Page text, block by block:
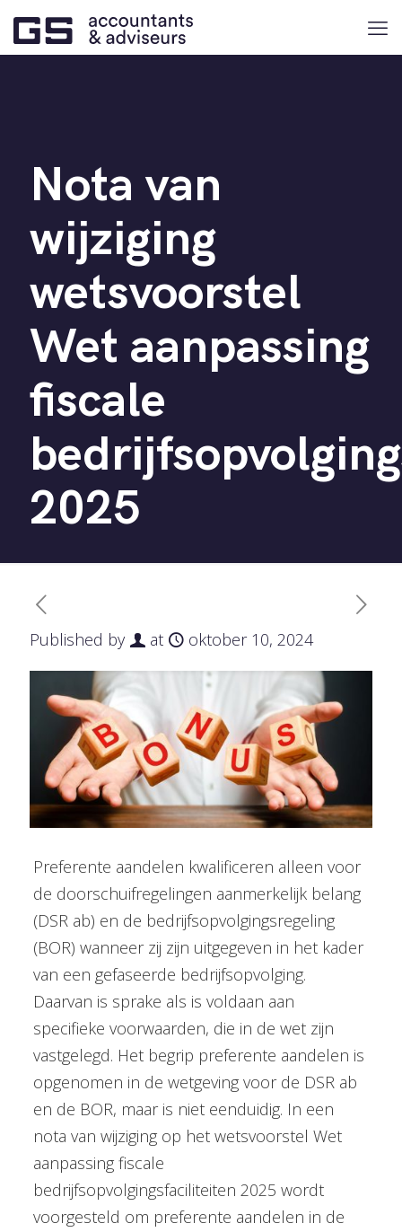
Nota van
wijziging
wetsvoorstel
Wet aanpassing
fiscale
2025
Published by at oktober 10, 2024
Preferente aandelen kwalificeren alleen voor
de doorschuifregelingen aanmerkelijk belang
(DSR ab) en de bedrijfsopvolgingsregeling
(BOR) wanneer zij zijn uitgegeven in het kader
van een gefaseerde bedrijfsopvolging.
Daarvan is sprake als is voldaan aan
specifieke voorwaarden, die in de wet zijn
vastgelegd. Het begrip preferente aandelen is
opgenomen in de wetgeving voor de DSR ab
en de BOR, maar is niet eenduidig. In een
nota van wijziging op het wetsvoorstel Wet
aanpassing fiscale
bedrijfsopvolgingsfaciliteiten 2025 wordt
voorgesteld om preferente aandelen in de